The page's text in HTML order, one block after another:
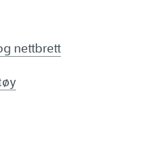
nettbrett